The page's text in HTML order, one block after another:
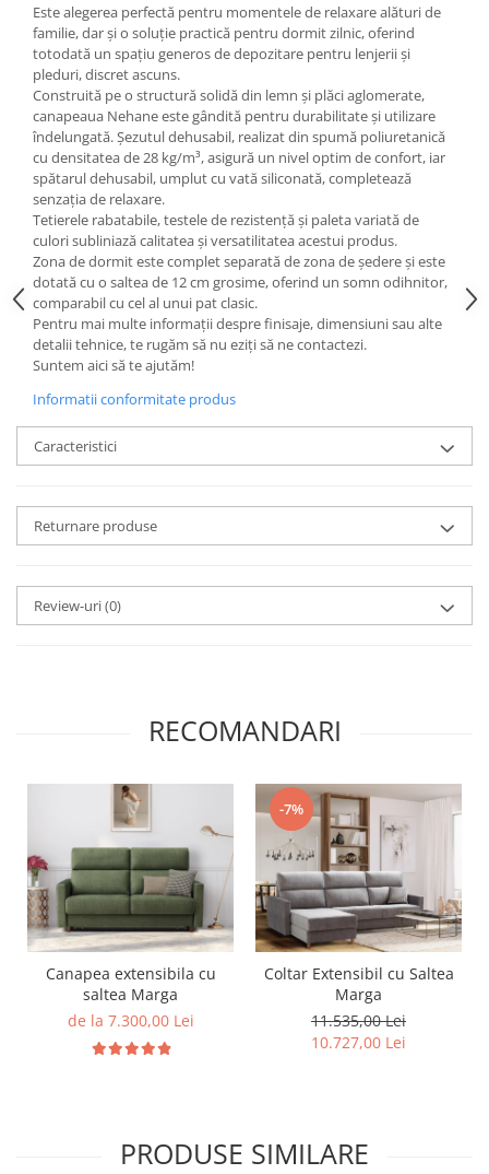
Este alegerea perfectă pentru momentele de relaxare alături de
familie, dar și o soluție practică pentru dormit zilnic, oferind
totodată un spațiu generos de depozitare pentru lenjerii și
pleduri, discret ascuns.
Construită pe o structură solidă din lemn și plăci aglomerate,
canapeaua Nehane este gândită pentru durabilitate și utilizare
îndelungată. Șezutul dehusabil, realizat din spumă poliuretanică
cu densitatea de 28 kg/m³, asigură un nivel optim de confort, iar
spătarul dehusabil, umplut cu vată siliconată, completează
senzația de relaxare.
Tetierele rabatabile, testele de rezistență și paleta variată de
culori subliniază calitatea și versatilitatea acestui produs.
Zona de dormit este complet separată de zona de ședere și este
dotată cu o saltea de 12 cm grosime, oferind un somn odihnitor,
comparabil cu cel al unui pat clasic.
Pentru mai multe informații despre finisaje, dimensiuni sau alte
detalii tehnice, te rugăm să nu eziți să ne contactezi.
Suntem aici să te ajutăm!
Informatii conformitate produs
Caracteristici
Returnare produse
Review-uri(0)
RECOMANDARI
Canapea extensibila cu
saltea Marga
de la 7.300,00 Lei
-7%
Coltar Extensibil cu Saltea
Marga
11.535,00 Lei
10.727,00 Lei
PRODUSE SIMILARE